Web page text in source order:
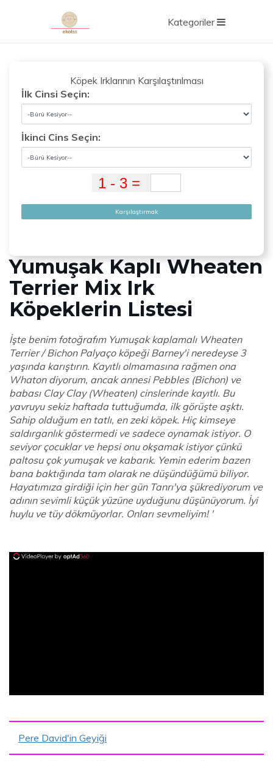
Kategoriler
Köpek Irklarının Karşılaştırılması
İlk Cinsi Seçin:
İkinci Cins Seçin:
Karşılaştırmak
Yumuşak Kaplı Wheaten
Terrier Mix Irk
Köpeklerin Listesi
İşte benim fotoğrafım Yumuşak kaplamalı Wheaten
Terrier / Bichon Palyaço köpeği Barney'i neredeyse 3
yaşında karıştırın. Kayıtlı olmamasına rağmen ona
Whaton diyorum, ancak annesi Pebbles (Bichon) ve
babası Clay Clay (Wheaten) cinslerinde kayıtlı. Bu
yavruyu sekiz haftada tuttuğumda, ilk görüşte aşktı.
Sahip olduğum en tatlı, en zeki köpek. Hiç kimseye
saldırganlık göstermedi ve sadece oynamak istiyor. O
seviyor çocuklar ve hepsi onu okşamak istiyor çünkü
paltosu çok yumuşak ve kabarık. Yemin ederim bazen
bana baktığında tam olarak ne düşündüğümü biliyor.
Hayatımıza girdiği için her gün Tanrı'ya şükrediyorum ve
adının sevimli küçük yüzüne uyduğunu düşünüyorum. İyi
huylu ve tüy dökmüyorlar. Onları sevmeliyim! '
Pere David'in Geyiği